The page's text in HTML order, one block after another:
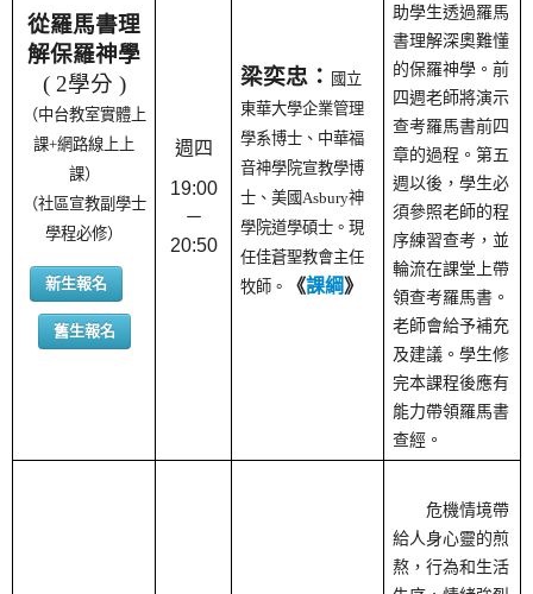
從羅馬書理
解保羅神學
( 2學分 )
（中台教室實體上
課+網路線上上
課）
（社區宣教副學士
學程必修）
新生報名
舊生報名
週四
19:00
－
20:50
梁奕忠： 國立
東華大學企業管理
學系博士、中華福
音神學院宣教學博
士、美國Asbury神
學院道學碩士。現
任佳蒼聖教會主任
牧師。
《課綱》
助學生透過羅馬
書理解深奧難懂
的保羅神學。前
四週老師將演示
查考羅馬書前四
章的過程。第五
週以後，學生必
須參照老師的程
序練習查考，並
輪流在課堂上帶
領查考羅馬書。
老師會給予補充
及建議。學生修
完本課程後應有
能力帶領羅馬書
查經。
危機情境帶
給人身心靈的煎
熬，行為和生活